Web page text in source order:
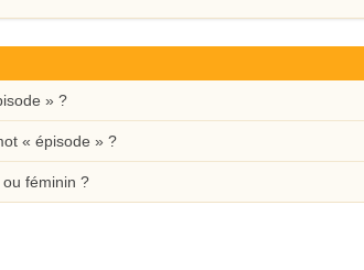
» ?
« épisode » ?
féminin ?